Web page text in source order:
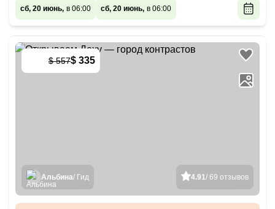
сб, 20 июнь, в 06:00 сб, 20 июнь, в 06:00
$ 557$ 335
4.91/ 69 отзывов
Альбина/ Гид